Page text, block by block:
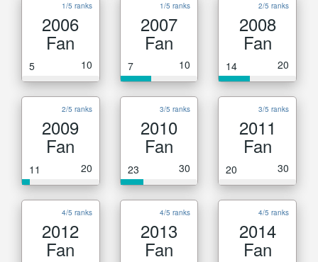
1/5 ranks
2006
Fan
5 10
1/5 ranks
2007
Fan
7 10
2/5 ranks
2008
Fan
14 20
2/5 ranks
2009
Fan
11 20
3/5 ranks
2010
Fan
23 30
3/5 ranks
2011
Fan
20 30
4/5 ranks
2012
Fan
4/5 ranks
2013
Fan
4/5 ranks
2014
Fan